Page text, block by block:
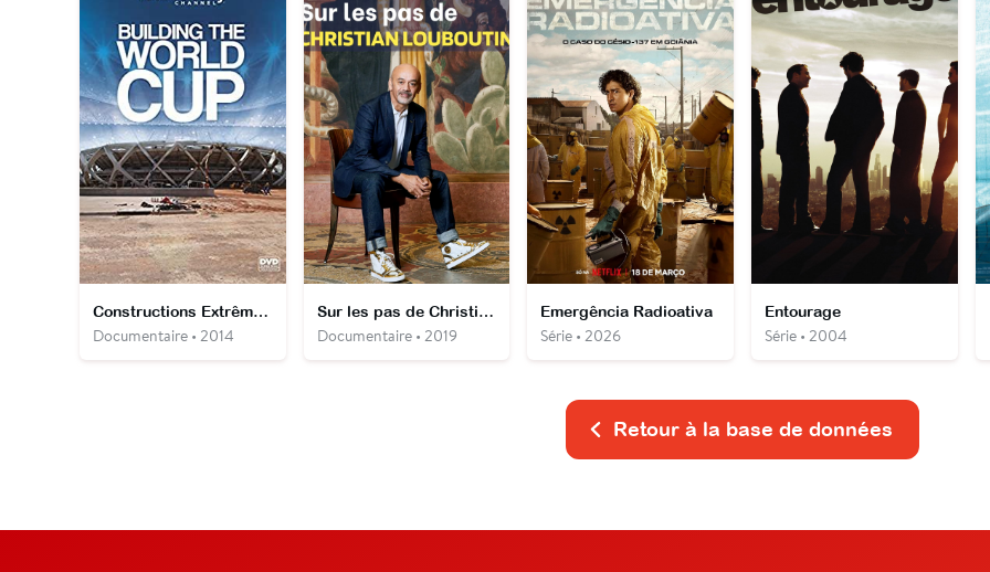
Constructions Extrêmes : Futebol do Brasil
Documentaire • 2014
Sur les pas de Christian Louboutin
Documentaire • 2019
Emergência Radioativa
Série • 2026
Entourage
Série • 2004
Retour à la base de données